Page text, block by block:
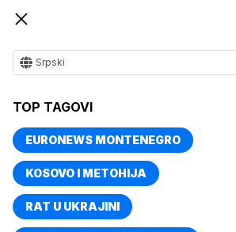
Srpski
TOP TAGOVI
EURONEWS MONTENEGRO
KOSOVO I METOHIJA
RAT U UKRAJINI
TOP TAGOVI
Naslovna Evropa